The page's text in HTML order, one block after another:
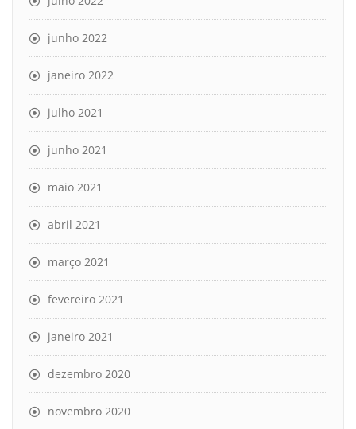
junho 2022
janeiro 2022
julho 2021
junho 2021
maio 2021
abril 2021
março 2021
fevereiro 2021
janeiro 2021
dezembro 2020
novembro 2020